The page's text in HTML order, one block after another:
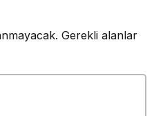
Gerekli alanlar